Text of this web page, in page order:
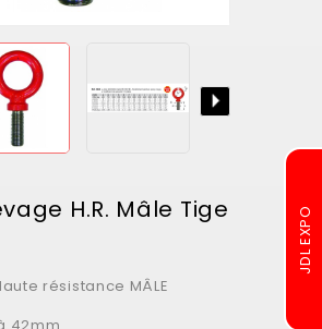
H.R. Mâle Tige
résistance MÂLE